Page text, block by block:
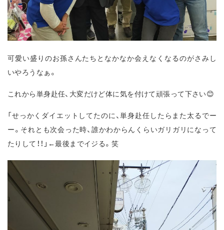
可愛い盛りのお孫さんたちとなかなか会えなくなるのがさみし
いやろうなぁ。
これから単身赴任、大変だけど体に気を付けて頑張って下さい😊
「せっかくダイエットしてたのに、単身赴任したらまた太るでー
ー。それとも次会った時、誰かわからんくらいガリガリになって
たりして！！」←最後までイジる。笑